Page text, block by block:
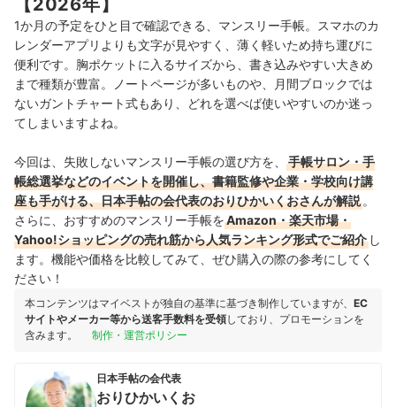
【2026年】
1か月の予定をひと目で確認できる、マンスリー手帳。スマホのカ
レンダーアプリよりも文字が見やすく、薄く軽いため持ち運びに
便利です。胸ポケットに入るサイズから、書き込みやすい大きめ
まで種類が豊富。ノートページが多いものや、月間ブロックでは
ないガントチャート式もあり、どれを選べば使いやすいのか迷っ
てしまいますよね。
今回は、失敗しないマンスリー手帳の選び方を、
手帳サロン・手
帳総選挙などのイベントを開催し、書籍監修や企業・学校向け講
座も手がける、日本手帖の会代表のおりひかいくおさんが解説 。
さらに、おすすめのマンスリー手帳をAmazon・楽天市場・
Yahoo!ショッピングの売れ筋から人気ランキング形式でご紹介 し
ます。機能や価格を比較してみて、ぜひ購入の際の参考にしてく
ださい！
本コンテンツはマイベストが独自の基準に基づき制作していますが、 EC
サイトやメーカー等から送客手数料を受領しており、プロモーションを
含みます。
制作・運営ポリシー
日本手帖の会代表
おりひかいくお